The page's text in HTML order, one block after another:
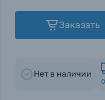
Заказать
Нет в наличии